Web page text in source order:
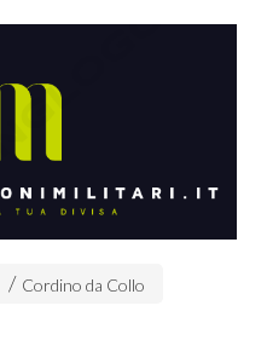
Cordino da Collo